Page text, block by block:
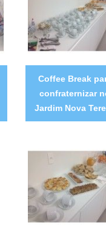
Coffee Break
confraternizar
Jardim Nova